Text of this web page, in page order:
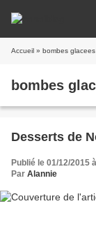
Accueil » bombes glacees
bombes
Desserts de
Publié le 01/12/2015
Par Alannie